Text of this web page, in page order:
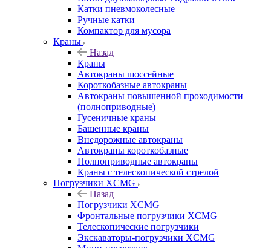
Катки пневмоколесные
Ручные катки
Компактор для мусора
Краны
Назад
Краны
Автокраны шоссейные
Короткобазные автокраны
Автокраны повышенной проходимости
(полноприводные)
Гусеничные краны
Башенные краны
Внедорожные автокраны
Автокраны короткобазные
Полноприводные автокраны
Краны с телескопической стрелой
Погрузчики XCMG
Назад
Погрузчики XCMG
Фронтальные погрузчики XCMG
Телескопические погрузчики
Экскаваторы-погрузчики XCMG